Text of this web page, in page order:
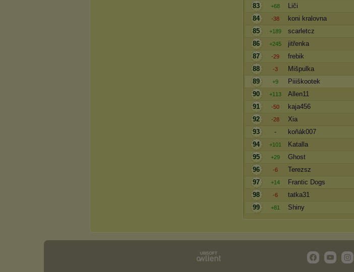
83
+68 Liči
84
-38 koni kralovna
85
+189 scarletcz
86
+245 jitřenka
87
-29 frebik
88
-3 Mišpulka
89
+9 Piiiškootek
90
+113 Allen11
91
-50 kaja456
92
-28 Xia
93
- koňák007
94
+101 Katalla
95
+29 Ghost
96
-6 Terezsz
97
+14 Frantic Dogs
98
-6 tatka31
99
+81 Shiny